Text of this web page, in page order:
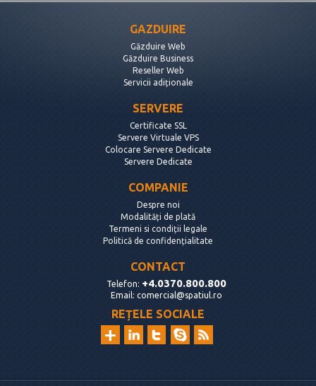
GAZDUIRE
Găzduire Web
Găzduire Business
Reseller Web
Servicii adiționale
SERVERE
Certificate SSL
Servere Virtuale VPS
Colocare Servere Dedicate
Servere Dedicate
COMPANIE
Despre noi
Modalități de plată
Termeni si condiții legale
Politică de confidențialitate
CONTACT
Telefon: +4.0370.800.800
Email: comercial@spatiul.ro
REȚELE SOCIALE